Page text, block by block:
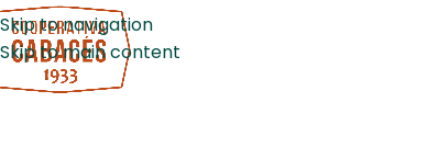
Skip to navigation
Skip to main content